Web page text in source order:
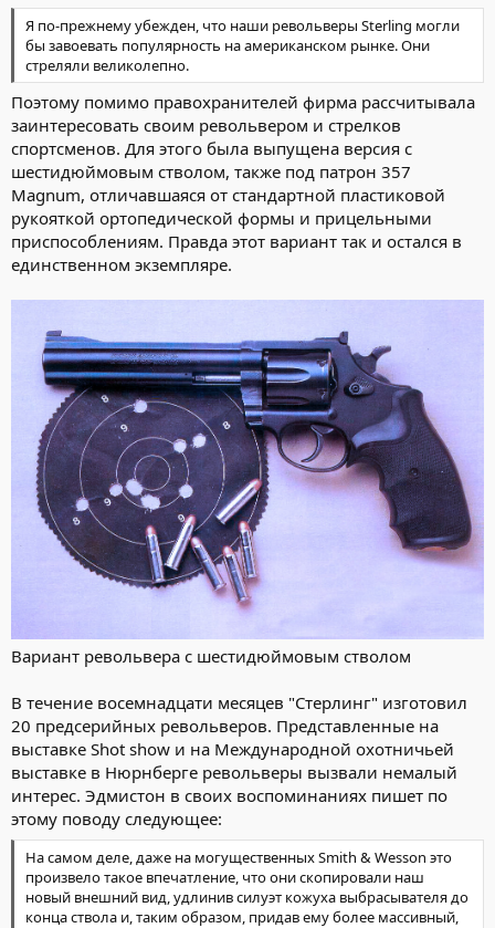
Я по-прежнему убежден, что наши револьверы Sterling могли
бы завоевать популярность на американском рынке. Они
стреляли великолепно.
Поэтому помимо правохранителей фирма рассчитывала
заинтересовать своим револьвером и стрелков
спортсменов. Для этого была выпущена версия с
шестидюймовым стволом, также под патрон 357
Magnum, отличавшаяся от стандартной пластиковой
рукояткой ортопедической формы и прицельными
приспособлениям. Правда этот вариант так и остался в
единственном экземпляре.
Вариант револьвера с шестидюймовым стволом
В течение восемнадцати месяцев "Стерлинг" изготовил
20 предсерийных револьверов. Представленные на
выставке Shot show и на Международной охотничьей
выставке в Нюрнберге револьверы вызвали немалый
интерес. Эдмистон в своих воспоминаниях пишет по
этому поводу следующее:
На самом деле, даже на могущественных Smith & Wesson это
произвело такое впечатление, что они скопировали наш
новый внешний вид, удлинив силуэт кожуха выбрасывателя до
конца ствола и, таким образом, придав ему более массивный,